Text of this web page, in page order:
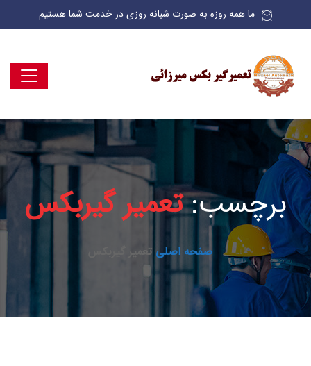
ما همه روزه به صورت شبانه روزی در خدمت شما هستیم
برچسب:تعمیر گیربکس
صفحه اصلی تعمیر گیربکس